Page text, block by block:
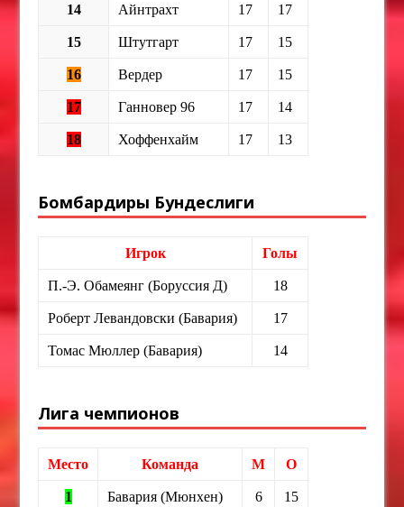
14 Айнтрахт 17 17
15 Штутгарт 17 15
16 Вердер 17 15
17 Ганновер 96 17 14
18 Хоффенхайм 17 13
Бомбардиры Бундеслиги
Игрок Голы
П.-Э. Обамеянг (Боруссия Д) 18
Роберт Левандовски (Бавария) 17
Томас Мюллер (Бавария) 14
Лига чемпионов
Место Команда М О
1 Бавария (Мюнхен) 6 15